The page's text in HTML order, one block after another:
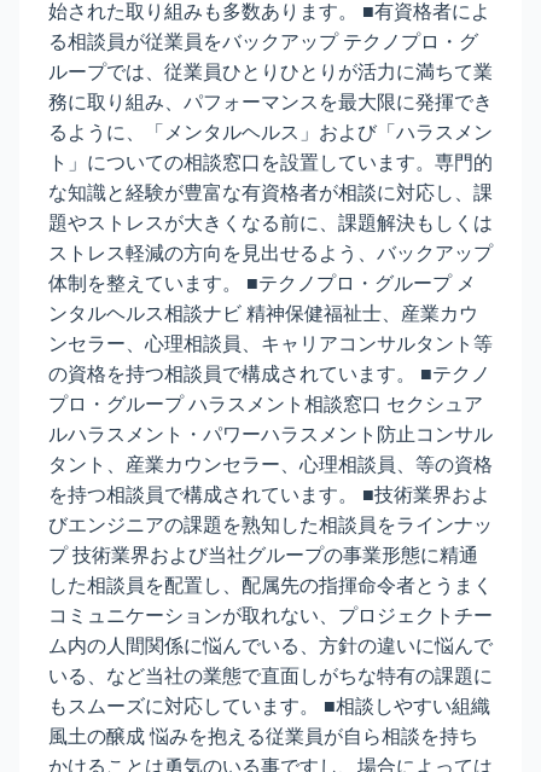
始された取り組みも多数あります。 ■有資格者によ
る相談員が従業員をバックアップ テクノプロ・グ
ループでは、従業員ひとりひとりが活力に満ちて業
務に取り組み、パフォーマンスを最大限に発揮でき
るように、「メンタルヘルス」および「ハラスメン
ト」についての相談窓口を設置しています。専門的
な知識と経験が豊富な有資格者が相談に対応し、課
題やストレスが大きくなる前に、課題解決もしくは
ストレス軽減の方向を見出せるよう、バックアップ
体制を整えています。 ■テクノプロ・グループ メ
ンタルヘルス相談ナビ 精神保健福祉士、産業カウ
ンセラー、心理相談員、キャリアコンサルタント等
の資格を持つ相談員で構成されています。 ■テクノ
プロ・グループ ハラスメント相談窓口 セクシュア
ルハラスメント・パワーハラスメント防止コンサル
タント、産業カウンセラー、心理相談員、等の資格
を持つ相談員で構成されています。 ■技術業界およ
びエンジニアの課題を熟知した相談員をラインナッ
プ 技術業界および当社グループの事業形態に精通
した相談員を配置し、配属先の指揮命令者とうまく
コミュニケーションが取れない、プロジェクトチー
ム内の人間関係に悩んでいる、方針の違いに悩んで
いる、など当社の業態で直面しがちな特有の課題に
もスムーズに対応しています。 ■相談しやすい組織
風土の醸成 悩みを抱える従業員が自ら相談を持ち
かけることは勇気のいる事ですし、場合によっては